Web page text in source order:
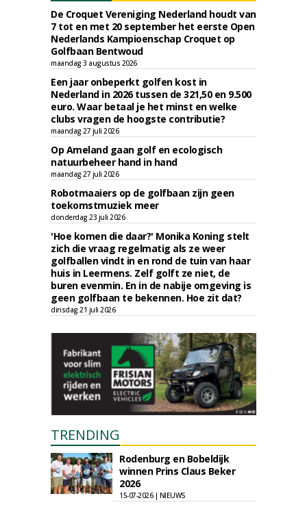
De Croquet Vereniging Nederland houdt van
7 tot en met 20 september het eerste Open
Nederlands Kampioenschap Croquet op
Golfbaan Bentwoud
maandag 3 augustus 2026
Een jaar onbeperkt golfen kost in
Nederland in 2026 tussen de 321,50 en 9.500
euro. Waar betaal je het minst en welke
clubs vragen de hoogste contributie?
maandag 27 juli 2026
Op Ameland gaan golf en ecologisch
natuurbeheer hand in hand
maandag 27 juli 2026
Robotmaaiers op de golfbaan zijn geen
toekomstmuziek meer
donderdag 23 juli 2026
'Hoe komen die daar?' Monika Koning stelt
zich die vraag regelmatig als ze weer
golfballen vindt in en rond de tuin van haar
huis in Leermens. Zelf golft ze niet, de
buren evenmin. En in de nabije omgeving is
geen golfbaan te bekennen. Hoe zit dat?
dinsdag 21 juli 2026
TRENDING
Rodenburg en Bobeldijk
winnen Prins Claus Beker
2026
15-07-2026 | NIEUWS